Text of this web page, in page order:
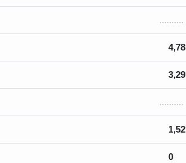
..........
4,78
3,29
..........
1,52
0